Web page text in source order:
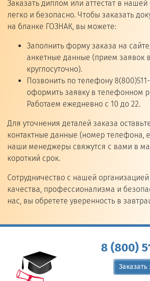
Заказать диплом или аттестат в нашей
легко и безопасно. Чтобы заказать
на бланке ГОЗНАК, вы можете:
Заполнить форму заказа на
анкетные данные (прием заявок
круглосуточно).
Позвонить по телефону
оформить заявку в телефонном
Работаем ежедневно с 10 до 22.
Для уточнения деталей заказа
контактные данные (номер телефона,
наши менеджеры свяжутся с вами в
короткий срок.
Сотрудничество с нашей организацией
качества, профессионализма и
нас, вы обретете уверенность в
8 (800)
Заказать